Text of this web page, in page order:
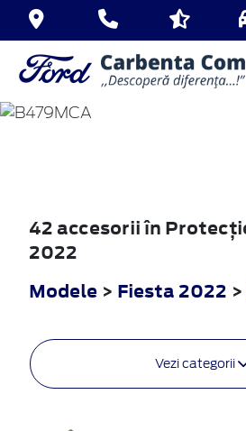
FIESTA
42 accesorii în
2022
Modele > Fiesta 2022 >
Vezi categorii